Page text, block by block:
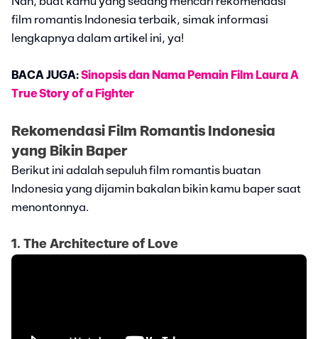
film romantis Indonesia terbaik, simak informasi
lengkapnya dalam artikel ini, ya!
BACA JUGA:Sinopsis dan Nama Pemain Film Laura A
True Story of a Fighter
Rekomendasi Film Romantis Indonesia
yang Bikin Baper
Berikut ini adalah sepuluh film romantis buatan
Indonesia yang dijamin bakalan bikin kamu baper saat
menontonnya.
1. The Architecture of Love